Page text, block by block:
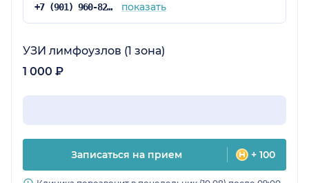
+7 (901) 960-82-58 показать
УЗИ лимфоузлов (1 зона)
1 000 ₽
Записаться на прием + 100